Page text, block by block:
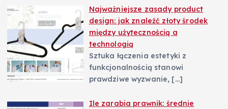
Najważniejsze zasady product
design: jak znaleźć złoty środek
między użytecznością a
technologią
Sztuka łączenia estetyki z
funkcjonalnością stanowi
prawdziwe wyzwanie, […]
Ile zarabia prawnik: średnie